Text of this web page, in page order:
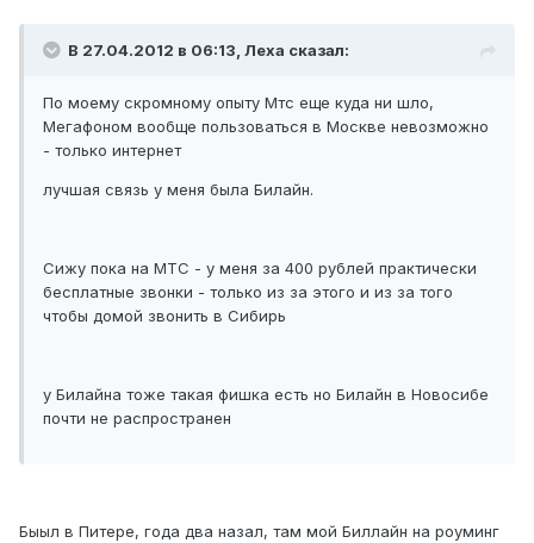
В 27.04.2012 в 06:13, Леха сказал:
По моему скромному опыту Мтс еще куда ни шло,
Мегафоном вообще пользоваться в Москве невозможно
- только интернет
лучшая связь у меня была Билайн.
Сижу пока на МТС - у меня за 400 рублей практически
бесплатные звонки - только из за этого и из за того
чтобы домой звонить в Сибирь
у Билайна тоже такая фишка есть но Билайн в Новосибе
почти не распространен
Быыл в Питере, года два назал, там мой Биллайн на роуминг